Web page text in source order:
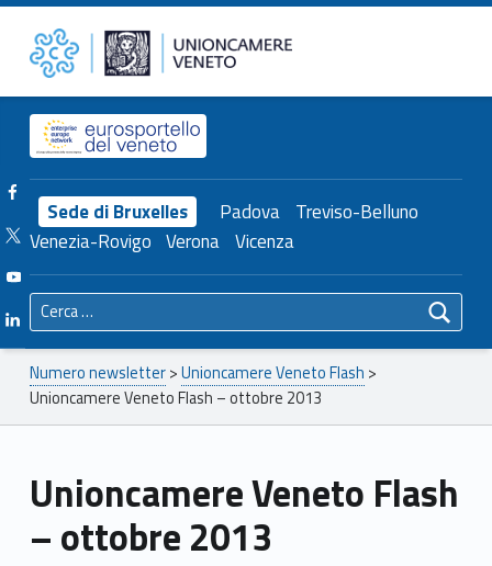
Unioncamere Veneto Flash – ottobre 2013 – Unioncamere del Veneto Unioncamere del Veneto
Header info sidebar
Sede di Bruxelles Padova Treviso-Belluno
Venezia-Rovigo Verona Vicenza
Facebook Unioncamere Veneto
Twitter Unioncamere Veneto
Youtube Unioncamere Veneto
Linkedin Unioncamere Veneto
Ricerca per:
Breadcrumbs navigation
Numero newsletter>Unioncamere Veneto Flash >
Unioncamere Veneto Flash – ottobre 2013
Unioncamere Veneto Flash
– ottobre 2013